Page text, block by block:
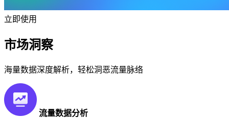
立即使用
市场洞察
海量数据深度解析，轻松洞恶流量脉络
流量数据分析